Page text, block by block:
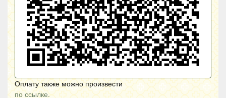
Оплату также можно произвести
по ссылке.